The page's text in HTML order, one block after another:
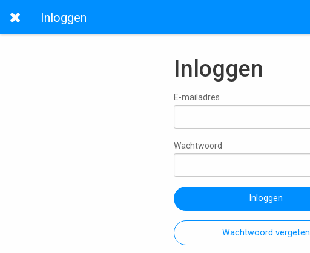
Inloggen
Inloggen
E-mailadres
Wachtwoord
Inloggen
Wachtwoord vergeten